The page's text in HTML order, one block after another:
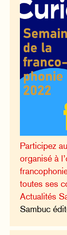
Participez
organisé à
toutes ses
Actualités
Sambuc